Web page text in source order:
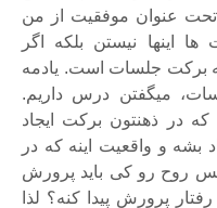
عنوان موفقیت از من
اینها نیستن بلکه اگر
برکت جلسات است. یادمه
میگفتن درس داریم.
در ذهنتون برکت ایجاد
بشه و واقعیت اینه که در
روح رو کی باید پرورش
پرورش پیدا کنه؟ لذا